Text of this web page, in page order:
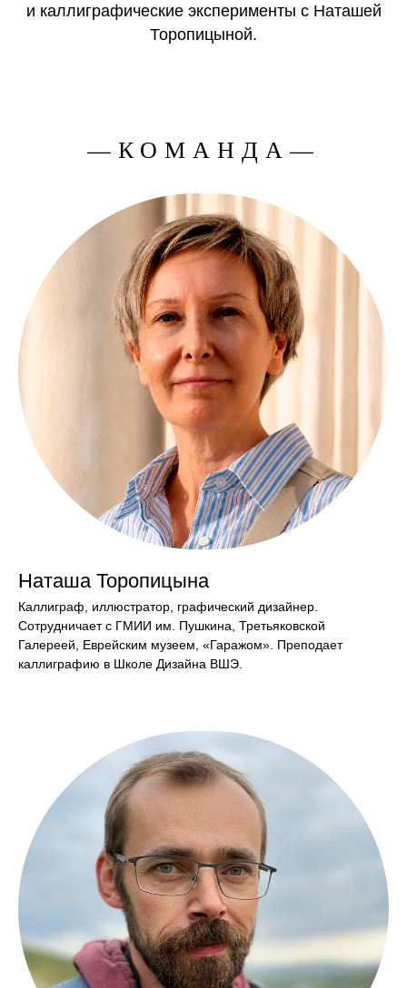
и каллиграфические эксперименты с Наташей
Торопицыной.
—КОМАНДА—
Наташа Торопицына
Каллиграф, иллюстратор, графический дизайнер.
Сотрудничает с ГМИИ им. Пушкина, Третьяковской
Галереей, Еврейским музеем, «Гаражом». Преподает
каллиграфию в Школе Дизайна ВШЭ.